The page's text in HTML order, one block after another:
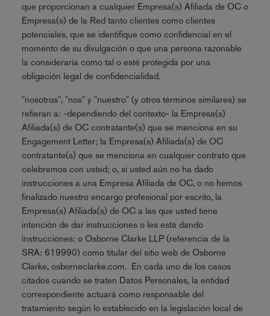
que proporcionan a cualquier Empresa(s) Afiliada de OC o
Empresa(s) de la Red tanto clientes como clientes
potenciales, que se identifique como confidencial en el
momento de su divulgación o que una persona razonable
la consideraría como tal o esté protegida por una
obligación legal de confidencialidad.
"nosotros", "nos" y "nuestro" (y otros términos similares) se
refieran a: -dependiendo del contexto- la Empresa(s)
Afiliada(s) de OC contratante(s) que se menciona en su
Engagement Letter; la Empresa(s) Afiliada(s) de OC
contratante(s) que se menciona en cualquier contrato que
celebremos con usted; o, si usted aún no ha dado
instrucciones a una Empresa Afiliada de OC, o no hemos
finalizado nuestro encargo profesional por escrito, la
Empresa(s) Afiliada(s) de OC a las que usted tiene
intención de dar instrucciones o les está dando
instrucciones; o Osborne Clarke LLP (referencia de la
SRA: 619990) como titular del sitio web de Osborne
Clarke, osborneclarke.com. En cada uno de los casos
citados cuando se traten Datos Personales, la entidad
correspondiente actuará como responsable del
tratamiento según lo establecido en la legislación local de